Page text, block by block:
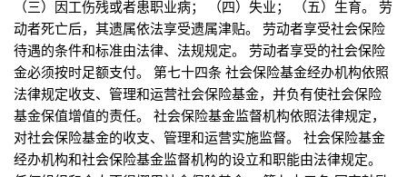
（三）因工伤残或者患职业病； （四）失业； （五）生育。 劳
动者死亡后，其遗属依法享受遗属津贴。 劳动者享受社会保险
待遇的条件和标准由法律、法规规定。 劳动者享受的社会保险
金必须按时足额支付。 第七十四条 社会保险基金经办机构依照
法律规定收支、管理和运营社会保险基金，并负有使社会保险
基金保值增值的责任。 社会保险基金监督机构依照法律规定，
对社会保险基金的收支、管理和运营实施监督。 社会保险基金
经办机构和社会保险基金监督机构的设立和职能由法律规定。